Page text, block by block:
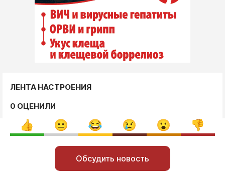
ЛЕНТА НАСТРОЕНИЯ
0 ОЦЕНИЛИ
Обсудить новость